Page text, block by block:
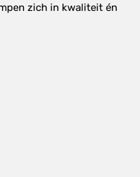
zich in kwaliteit én